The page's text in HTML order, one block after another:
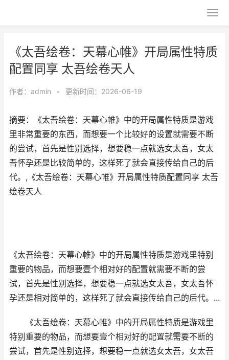
《太吾绘卷：天幕心帷》开局属性特质
配置同享 太吾绘卷天人
作者： admin • 更新时间：2026-06-19
摘要：《太吾绘卷：天幕心帷》中的开局属性特质是游戏
里非常重要的东西，而想要一个比较好的设置就需要不断
的尝试，首先是性别选择，想要稳一点就选女太吾，女太
吾怀孕还是比较简单的，这样死了就会直接传给自己的后
代。,《太吾绘卷：天幕心帷》开局属性特质配置同享 太吾
绘卷天人
《太吾绘卷：天幕心帷》中的开局属性特质是游戏里特别
重要的物品，而想要壹个相对好的配置就需要不断的尝
试，首先是性别选择，想要稳一点就选女太吾，女太吾怀
孕还是相对简单的，这样死了就会直接传给自己的后代。...
《太吾绘卷：天幕心帷》中的开局属性特质是游戏里
特别重要的物品，而想要壹个相对好的配置就需要不断的
尝试，首先是性别选择，想要稳一点就选女太吾，女太吾